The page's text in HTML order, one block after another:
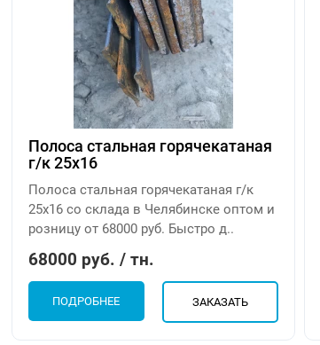
Полоса стальная горячекатаная
г/к 25х16
Полоса стальная горячекатаная г/к
25х16 со склада в Челябинске оптом и
розницу от 68000 руб. Быстро д..
68000 руб. / тн.
ПОДРОБНЕЕ ЗАКАЗАТЬ